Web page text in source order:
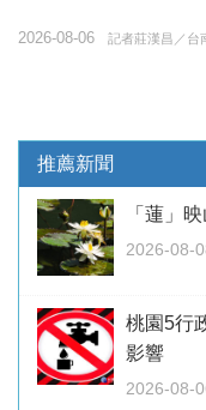
記者莊漢昌／台
2026-08-06
推薦新聞
「蓮」
2026-08-
桃園5行
影響
2026-08-